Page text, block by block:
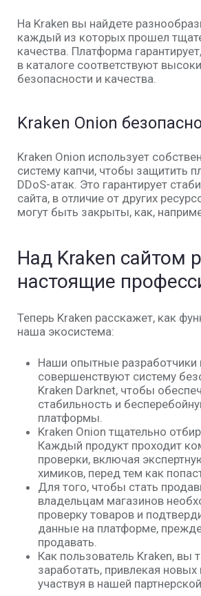
На Kraken вы найдете
каждый из которых прошел
качества. Платформа
в каталоге соответствуют
безопасности и качества.
Kraken Onion
Kraken Onion использует
систему капчи, чтобы защитить
DDoS-атак. Это гарантирует
сайта, в отличие от других
могут быть закрыты, как,
Над Kraken сайтом
настоящие
Теперь Kraken расскажет, как
наша экосистема:
Наши опытные разработчики
совершенствуют систему
Kraken Darknet, чтобы
стабильность и
платформы.
Kraken Onion тщательно
Каждый продукт проходит
проверки, включая
химиков, перед тем как
Для того, чтобы стать
владельцам магазинов
проверку товаров и
данные на платформе,
продавать.
Как пользователь Kraken, вы
заработать, привлекая новых
участвуя в нашей